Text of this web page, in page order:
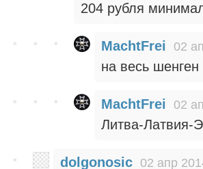
204 рубля
MachtFrei 02
на весь шенген
MachtFrei 02
Литва-Латвия-
dolgonosic 02 апр